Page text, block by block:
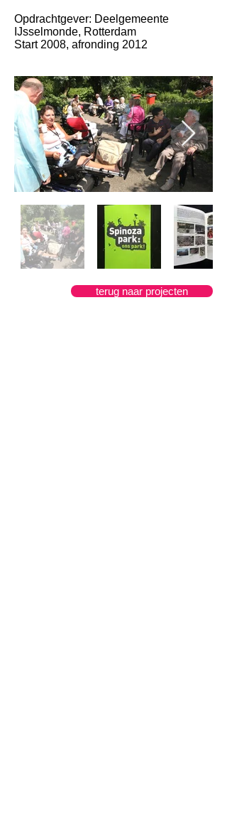
Opdrachtgever: Deelgemeente
IJsselmonde, Rotterdam
Start 2008, afronding 2012
terug naar projecten